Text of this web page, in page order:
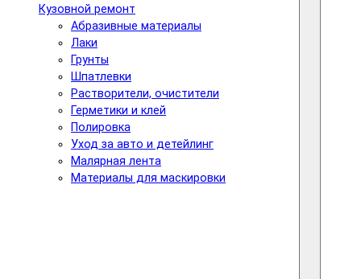
Кузовной ремонт
Абразивные материалы
Лаки
Грунты
Шпатлевки
Растворители, очистители
Герметики и клей
Полировка
Уход за авто и детейлинг
Малярная лента
Материалы для маскировки